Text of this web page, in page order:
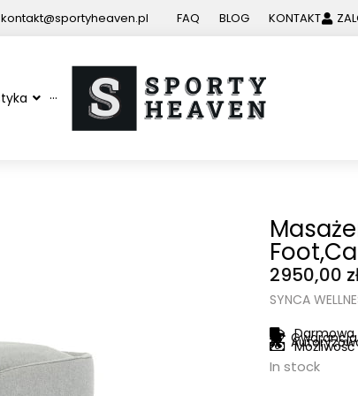
kontakt@sportyheaven.pl FAQ BLOG KONTAKT
···
2950,00
SYNCA
In stock